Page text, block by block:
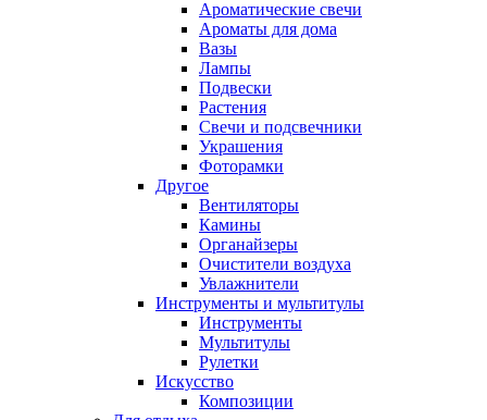
Ароматические свечи
Ароматы для дома
Вазы
Лампы
Подвески
Растения
Свечи и подсвечники
Украшения
Фоторамки
Другое
Вентиляторы
Камины
Органайзеры
Очистители воздуха
Увлажнители
Инструменты и мультитулы
Инструменты
Мультитулы
Рулетки
Искусство
Композиции